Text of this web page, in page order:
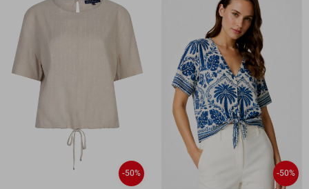
-50% -50%